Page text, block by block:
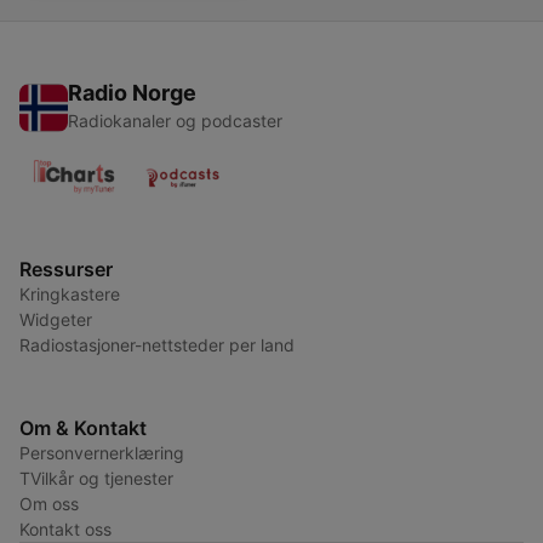
Radio Norge
Radiokanaler og podcaster
Ressurser
Kringkastere
Widgeter
Radiostasjoner-nettsteder per land
Om & Kontakt
Personvernerklæring
TVilkår og tjenester
Om oss
Kontakt oss